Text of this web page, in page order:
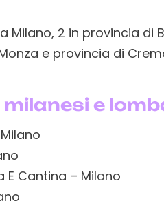
Milano, 2 in provincia di
e provincia di
milanesi e
E Cantina – Milano